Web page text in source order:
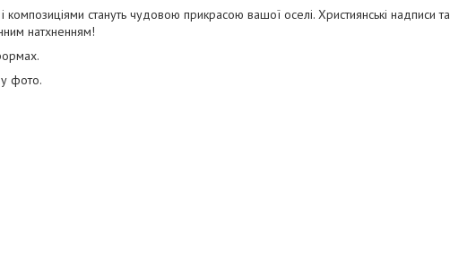
стануть чудовою прикрасою вашої оселі. Християнські надписи та
натхненням!
фото.